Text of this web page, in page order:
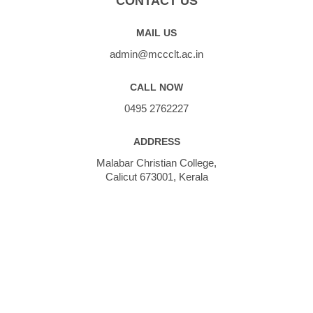
MAIL US
admin@mccclt.ac.in
CALL NOW
0495 2762227
ADDRESS
Malabar Christian College,
Calicut 673001, Kerala